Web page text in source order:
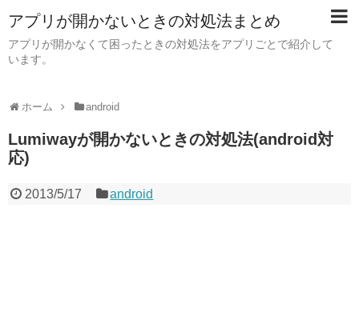
アプリが開かないときの対処法まとめ
アプリが開かなくて困ったときの対処法をアプリごとで紹介して
います。
ホーム android
Lumiwayが開かないときの対処法(android対
応)
2013/5/17 android